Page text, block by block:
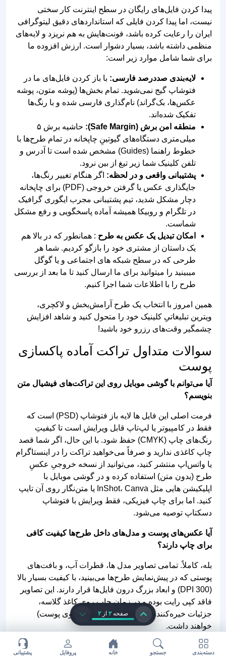
پیدا کردن فایل‌های رایگان در سطح اینترنت کار سختی
نیست، اما پیدا کردن فایلی که استانداردهای دقیق لیتوگرافی
ایران را رعایت کرده باشد، فونت‌هایش به هم نریزد و لایه‌های
منظمی داشته باشد، بسیار دشوار است. ارزش افزوده ما
برای شما شامل موارد زیر است:
لایه‌بندی صددرصد فارسی: با باز کردن فایل‌های ما در
فتوشاپ گیج نمی‌شوید. تمام بخش‌ها (پوشه متون، پوشه
عکس‌ها، بک‌گراند) نام‌گذاری فارسی شده و با رنگ‌ها
تفکیک شده‌اند.
منطقه امن برش (Safe Margin):
حاشیه برش ۵
میلی‌متری دستگاه‌های گیوتینِ چاپخانه در تمام طرح‌ها با
خطوط راهنما (Guides) مشخص شده است تا آدرس و
تلفن کلینیک شما زیر تیغ از بین نرود.
پشتیبانی واقعی و در لحظه: اگر هنگام تغییر رنگ‌ها،
جایگذاری عکس یا گرفتن خروجی (PDF) برای چاپخانه
دچار مشکل شدید، تیم پشتیبانی مجرب ایگوری گرافیک
در تلگرام و روبیکا همیشه آماده پاسخگویی و رفع مشکل
شماست.
امکان تبدیل یک عکس به طرح : همانطور که در بالا هم
یک داستان از مشتری خود را بازگو کردیم. شما هر
طرحی که در سطح شبکه های اجتماعی و یا گوگل
میبینید را میتوانید برای ما ارسال کنید تا ما بعد از بررسی
طرح را با اطلاعات شما اجرا کنیم.
همین امروز با انتخاب یک طرح آرامش‌بخش و لاکچری،
ویترین تبلیغاتیِ کلینیک خود را متحول کنید و شاهد افزایش
چشمگیر وقت‌های رزرو خود باشید!
سوالات متداول تراکت آماده پاکسازی
پوست
آیا می‌توانم با گوشی موبایل روی این تراکت‌های فیشیال متن
بنویسم؟
فرمت اصلی این فایل‌ ها لایه باز فتوشاپ (PSD) است که
فقط در کامپیوتر یا لپ‌تاپ قابل ویرایش است تا کیفیتِ
رنگ‌های چاپ (CMYK) حفظ شود. با این حال، اگر شما قصد
چاپ کاغذی ندارید و صرفاً می‌خواهید تراکت را در اینستاگرام
یا واتس‌اپ منتشر کنید، می‌توانید از نسخه خروجیِ عکسِ
طرح (بدون متن) استفاده کرده و در گوشی موبایل با
اپلیکیشن‌ هایی مثل InShot، Canva یا متن‌نگار روی آن تایپ
کنید. اما برای چاپ فیزیکی، فقط ویرایش با فتوشاپ
دسکتاپ توصیه می‌شود.
آیا عکس‌های پوست و مدل‌های داخل طرح‌ها کیفیت کافی
برای چاپ دارند؟
بله، کاملاً. تمامی تصاویر مدل‌ ها، قطرات آب، و بافت‌های
پوستی که در پیش‌نمایش طرح‌ها می‌بینید، با کیفیت بسیار بالا
(300 DPI) و ابعاد بزرگ درون فایل‌ها قرار دارند. این تصاویر
فاقد کپی‌ رایت بوده و در زمان چاپ روی کاغذ گلاسه،
جزئیات خیره‌کننده‌ای (مانند قطرات سرم روی پوست)
خواهند داشت.
تراکت پاکسازی پوست را در چه سایزی چاپ کنم بهتر است؟
دسته‌بندی جستجو خانه پروفایل پشتیبانی
صفحه۲ از۲